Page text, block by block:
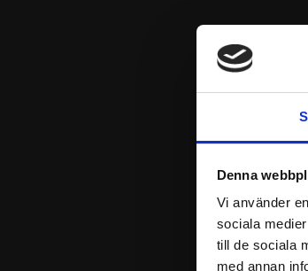
Denna
Vi använder
sociala
till de sociala
med annan